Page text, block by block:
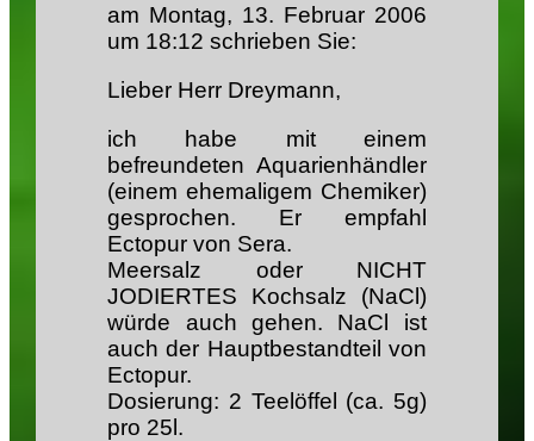
am Montag, 13. Februar 2006
um 18:12 schrieben Sie:
Lieber Herr Dreymann,
ich habe mit einem
befreundeten Aquarienhändler
(einem ehemaligem Chemiker)
gesprochen. Er empfahl
Ectopur von Sera.
Meersalz oder NICHT
JODIERTES Kochsalz (NaCl)
würde auch gehen. NaCl ist
auch der Hauptbestandteil von
Ectopur.
Dosierung: 2 Teelöffel (ca. 5g)
pro 25l.